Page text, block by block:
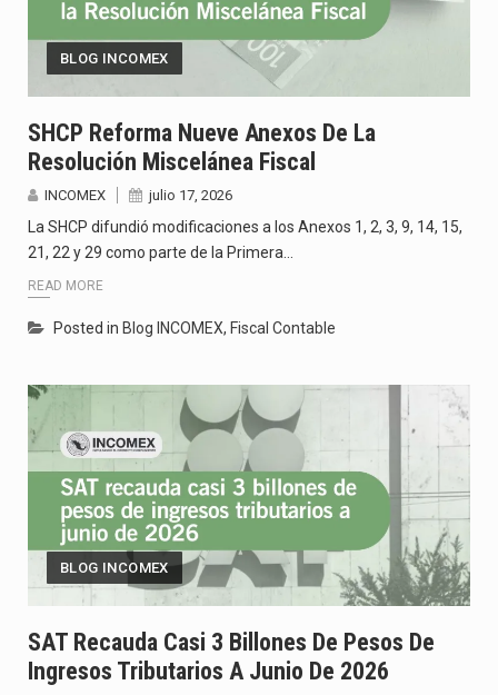
BLOG INCOMEX
SHCP Reforma Nueve Anexos De La
Resolución Miscelánea Fiscal
INCOMEX julio 17, 2026
La SHCP difundió modificaciones a los Anexos 1, 2, 3, 9, 14, 15,
21, 22 y 29 como parte de la Primera…
READ MORE
Posted in Blog INCOMEX, Fiscal Contable
BLOG INCOMEX
SAT Recauda Casi 3 Billones De Pesos De
Ingresos Tributarios A Junio De 2026